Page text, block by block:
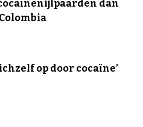
dan
op door cocaïne’